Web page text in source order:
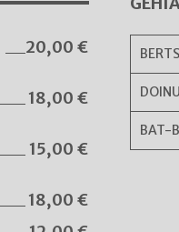
20,00 €
18,00 €
15,00 €
18,00 €
BAT-